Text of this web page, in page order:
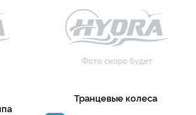
Транцевые колеса